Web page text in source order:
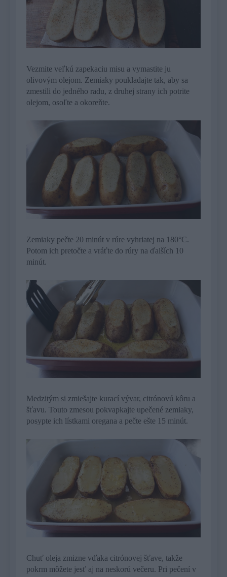
Vezmite veľkú zapekaciu misu a vymastite ju
olivovým olejom. Zemiaky poukladajte tak, aby sa
zmestili do jedného radu, z druhej strany ich potrite
olejom, osoľte a okoreňte.
Zemiaky pečte 20 minút v rúre vyhriatej na 180°C.
Potom ich pretočte a vráťte do rúry na ďalších 10
minút.
Medzitým si zmiešajte kurací vývar, citrónovú kôru a
šťavu. Touto zmesou pokvapkajte upečené zemiaky,
posypte ich lístkami oregana a pečte ešte 15 minút.
Chuť oleja zmizne vďaka citrónovej šťave, takže
pokrm môžete jesť aj na neskorú večeru. Pri pečení v